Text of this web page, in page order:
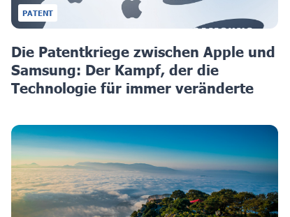
PATENT
Die Patentkriege zwischen Apple und
Samsung: Der Kampf, der die
Technologie für immer veränderte